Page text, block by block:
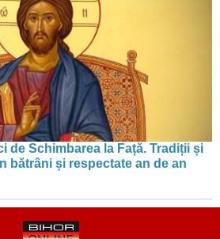
de Schimbarea la Față. Tradiții și
bătrâni și respectate an de an